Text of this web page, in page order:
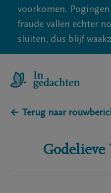
voorkomen.
fraude vallen echter
sluiten, dus blijf
← Terug naar
Godelieve